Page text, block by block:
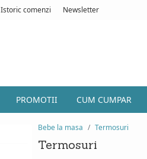
Istoric comenzi Newsletter
PROMOTII CUM CUMPAR
Bebe la masa Termosuri
Termosuri